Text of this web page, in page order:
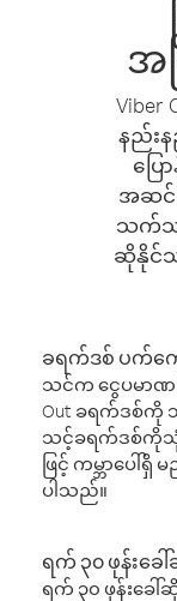
အ
နည်းန
ပြ
အဆင်
သက်သာ
ဆိုနိုင်
ခရက်ဒစ် ပက်ကေ့
သင်က ငွေပမာ
Out ခရက်ဒစ်
သင့်ခရက်ဒစ်ကိုသုံး
ဖြင့် ကမ္ဘာပေါ်
ပါသည်။
ရက် ၃၀ ဖုန်းခ
ရက် ၃၀ ဖုန်းခေ